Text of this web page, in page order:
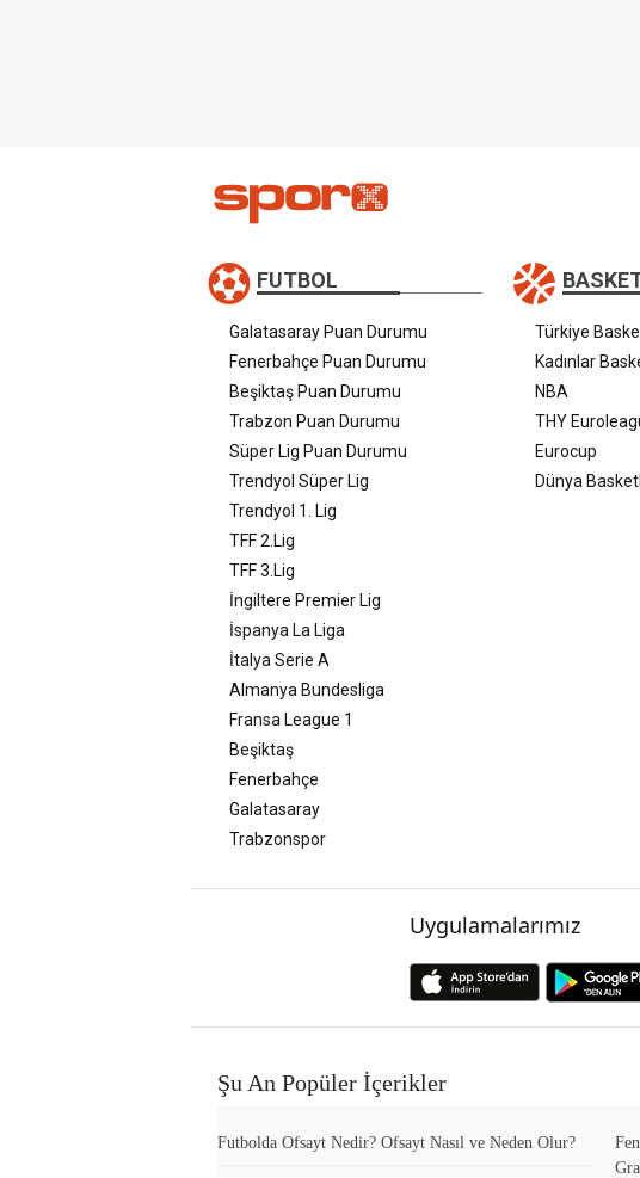
FUTBOL
Galatasaray Puan Durumu
Fenerbahçe Puan Durumu
Beşiktaş Puan Durumu
Trabzon Puan Durumu
Süper Lig Puan Durumu
Trendyol Süper Lig
Trendyol 1. Lig
TFF 2.Lig
TFF 3.Lig
İngiltere Premier Lig
İspanya La Liga
İtalya Serie A
Almanya Bundesliga
Fransa League 1
Beşiktaş
Fenerbahçe
Galatasaray
Trabzonspor
Türkiye
Kadınlar
NBA
THY
Eurocup
Dünya
Uygulamalarımız
Şu An Popüler İçerikler
Futbolda Ofsayt Nedir? Ofsayt Nasıl ve Neden Olur?